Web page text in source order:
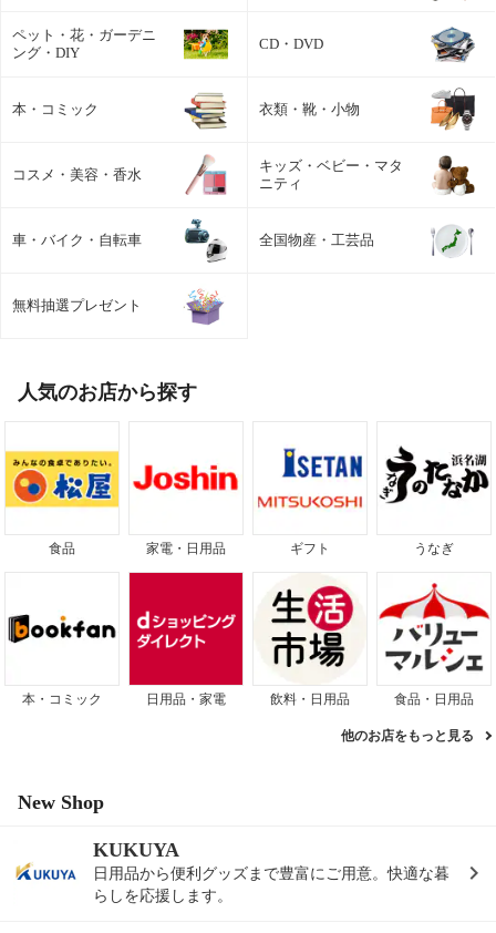
ペット・花・ガーデニ
ング・DIY
CD・DVD
本・コミック 衣類・靴・小物
コスメ・美容・香水
キッズ・ベビー・マタ
ニティ
車・バイク・自転車 全国物産・工芸品
無料抽選プレゼント
人気のお店から探す
食品 家電・日用品 ギフト うなぎ
本・コミック 日用品・家電 飲料・日用品 食品・日用品
他のお店をもっと見る
New Shop
KUKUYA
日用品から便利グッズまで豊富にご用意。快適な暮
らしを応援します。